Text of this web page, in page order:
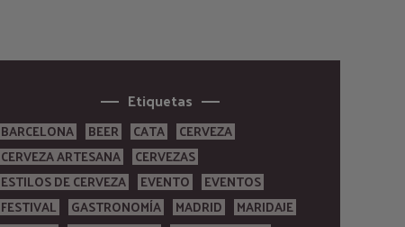
Etiquetas
BARCELONA BEER CATA
CERVEZA
CERVEZA ARTESANA
CERVEZAS
ESTILOS DE CERVEZA
EVENTO
EVENTOS
FESTIVAL
GASTRONOMÍA MADRID
MARIDAJE